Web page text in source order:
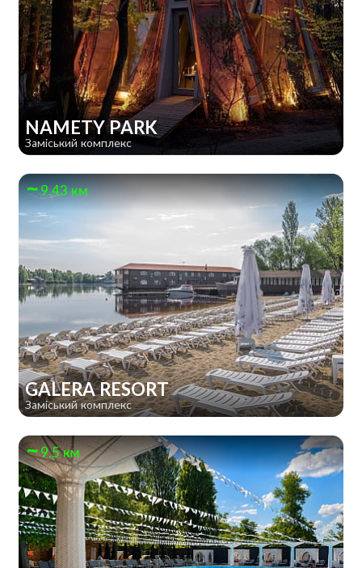
NAMETY PARK
Заміський комплекс
9.43 км
GALERA RESORT
Заміський комплекс
9.5 км